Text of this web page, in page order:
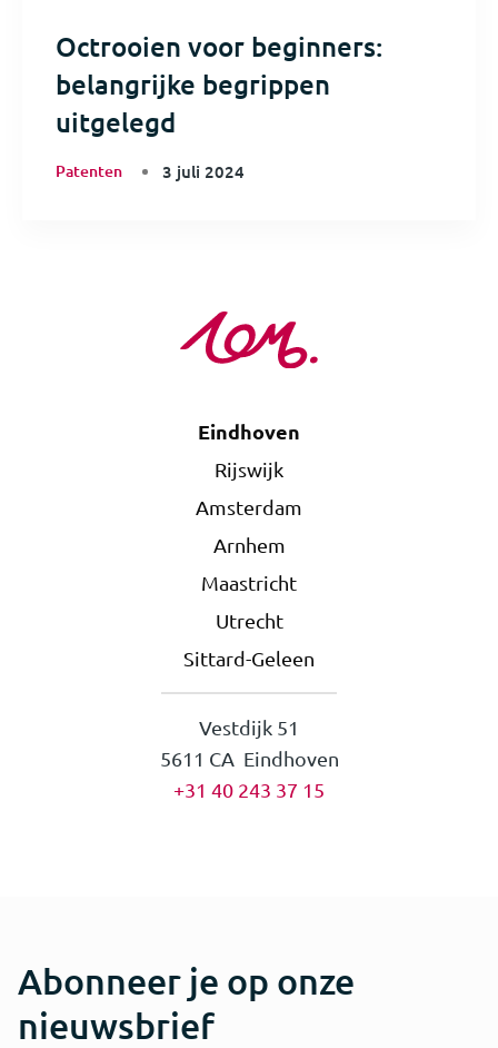
Octrooien voor beginners:
belangrijke begrippen
uitgelegd
Patenten 3 juli 2024
Eindhoven
Rijswijk
Amsterdam
Arnhem
Maastricht
Utrecht
Sittard-Geleen
Vestdijk 51
5611 CA Eindhoven
+31 40 243 37 15
Abonneer je op onze
nieuwsbrief